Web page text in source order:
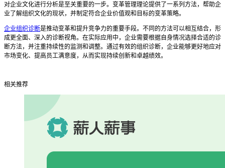
对企业文化进行分析是至关重要的一步。变革管理理论提供了一系列方法，帮助企
业了解组织文化的现状，并制定符合企业价值观和目标的变革策略。
企业组织诊断是推动变革和提升竞争力的重要手段。不同的方法可以相互结合，形
成更全面、深入的诊断视角。在实际应用中，企业需要根据自身情况选择合适的诊
断方法，并注重持续性的监测和调整。通过有效的组织诊断，企业能够更好地应对
市场变化、提高员工满意度，从而实现持续创新和卓越绩效。
相关推荐